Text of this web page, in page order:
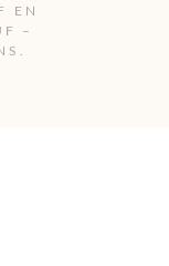
EN
–